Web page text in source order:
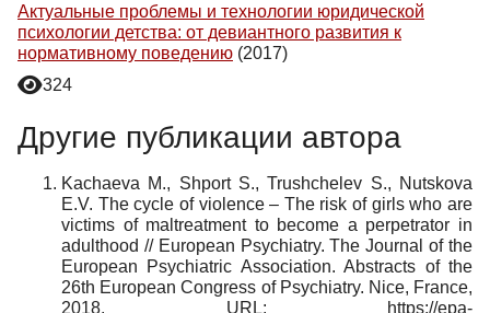
Актуальные проблемы и технологии юридической
психологии детства: от девиантного развития к
нормативному поведению (2017)
324
Другие публикации автора
Kachaeva M., Shport S., Trushchelev S., Nutskova
E.V. The cycle of violence – The risk of girls who are
victims of maltreatment to become a perpetrator in
adulthood // European Psychiatry. The Journal of the
European Psychiatric Association. Abstracts of the
26th European Congress of Psychiatry. Nice, France,
2018. URL: https://epa-